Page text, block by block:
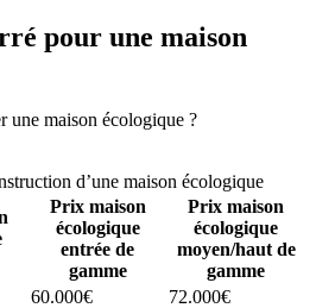
pour une maison
une maison écologique ?
d’une maison écologique
Prix maison
écologique
entrée de
gamme
Prix maison
écologique
moyen/haut de
gamme
60.000€
72.000€